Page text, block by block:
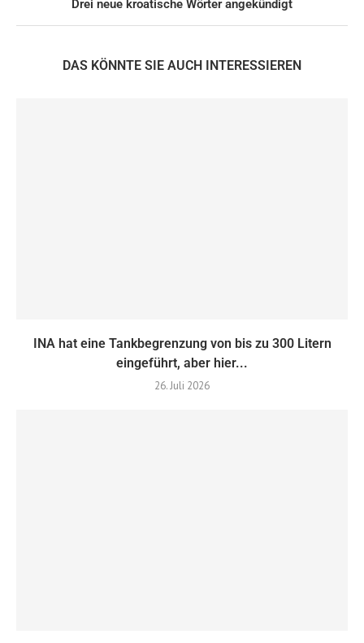
Drei neue kroatische Wörter angekündigt
DAS KÖNNTE SIE AUCH INTERESSIEREN
INA hat eine Tankbegrenzung von bis zu 300 Litern
eingeführt, aber hier...
26. Juli 2026